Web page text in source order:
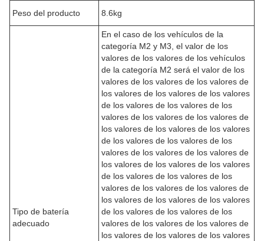
Peso del producto 8.6kg
Tipo de batería
adecuado
En el caso de los vehículos de la
categoría M2 y M3, el valor de los
valores de los valores de los vehículos
de la categoría M2 será el valor de los
valores de los valores de los valores de
los valores de los valores de los valores
de los valores de los valores de los
valores de los valores de los valores de
los valores de los valores de los valores
de los valores de los valores de los
valores de los valores de los valores de
los valores de los valores de los valores
de los valores de los valores de los
valores de los valores de los valores de
los valores de los valores de los valores
de los valores de los valores de los
valores de los valores de los valores de
los valores de los valores de los valores